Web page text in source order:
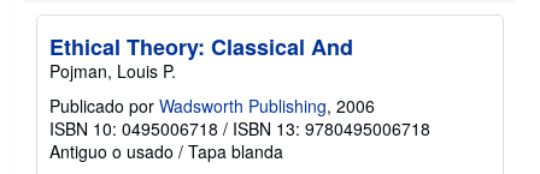
v
a
s
t
Ethical Theory: Classical And
Pojman, Louis P.
Publicado por Wadsworth Publishing, 2006
ISBN 10: 0495006718 / ISBN 13: 9780495006718
Antiguo o usado / Tapa blanda